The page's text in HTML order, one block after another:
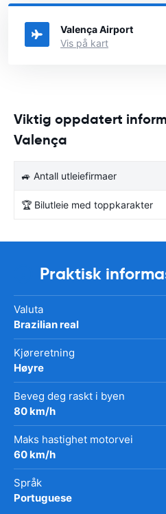
velge byen i Brasil der du vil leie
Valença Airport
Vis på kart
Viktig oppdatert
Valença
🚙 Antall utleiefirmaer
🏆 Bilutleie med toppkarakter
Praktisk
Valuta
Brazilian real
Kjøreretning
Høyre
Beveg deg raskt i byen
80 km/h
Maks hastighet motorvei
60 km/h
Språk
Portuguese